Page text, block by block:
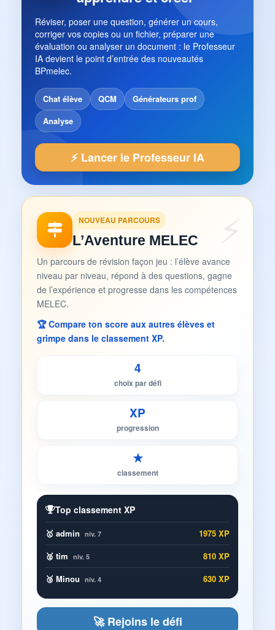
Réviser, poser une question, générer un cours,
corriger vos copies ou un fichier, préparer une
évaluation ou analyser un document : le Professeur
IA devient le point d’entrée des nouveautés
BPmelec.
Chat élève QCM
Générateurs prof
Analyse
⚡ Lancer le Professeur IA
NOUVEAU PARCOURS
L’Aventure MELEC
Un parcours de révision façon jeu : l’élève avance
niveau par niveau, répond à des questions, gagne
de l’expérience et progresse dans les compétences
MELEC.
🏆 Compare ton score aux autres élèves et
grimpe dans le classement XP.
4
choix par défi
XP
progression
★
classement
Top classement XP
🥇 admin niv. 7
1975 XP
🥈 tim niv. 5
810 XP
🥉 Minou niv. 4 630 XP
🚀 Rejoins le défi